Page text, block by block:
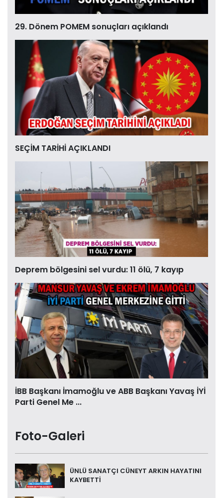
29. Dönem POMEM sonuçları açıklandı
SEÇİM TARİHİ AÇIKLANDI
Deprem bölgesini sel vurdu: 11 ölü, 7 kayıp
İBB Başkanı İmamoğlu ve ABB Başkanı Yavaş İYİ
Parti Genel Me ...
Foto-Galeri
ÜNLÜ SANATÇI CÜNEYT ARKIN HAYATINI
KAYBETTİ